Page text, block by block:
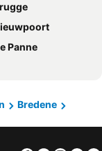
Panne
Bredene